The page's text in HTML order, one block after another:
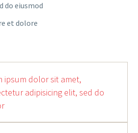
do eiusmod
et dolore
ipsum dolor sit amet,
adipisicing elit, sed do